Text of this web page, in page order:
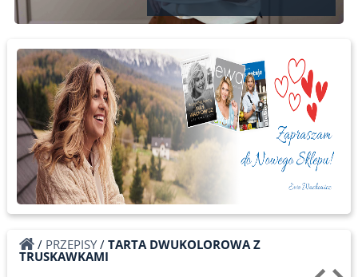
/ PRZEPISY/ TARTA DWUKOLOROWA Z
TRUSKAWKAMI